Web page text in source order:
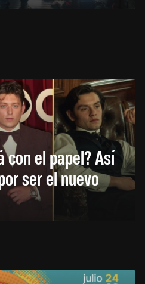
con el papel? Así
ser el nuevo